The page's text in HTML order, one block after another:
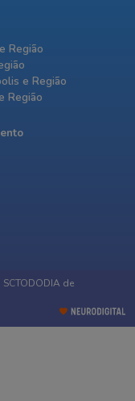
Região
e Região
Região
de